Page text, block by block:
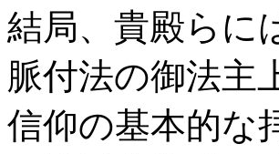
結局、貴殿らに
脈付法の御法主
信仰の基本的な